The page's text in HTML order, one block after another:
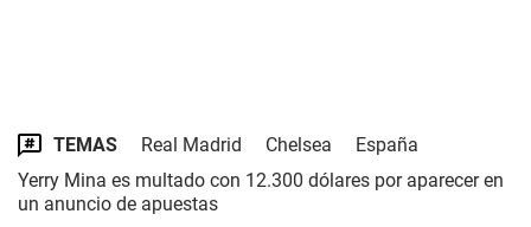
TEMAS Real Madrid Chelsea
España
Yerry Mina es multado con 12.300 dólares por aparecer en
un anuncio de apuestas